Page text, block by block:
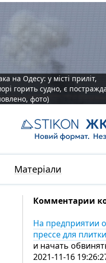
на Одесу: у місті приліт,
горить судно, є
фото)
Матеріали
Комментарии
На предприятии
прессе для
и начать
2021-11-16